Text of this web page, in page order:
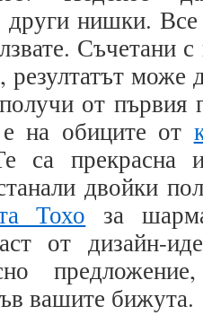
други нишки.
Съчетани
може
от първия
на обиците от
са прекрасна
двойки
Тохо за
от дизайн-
вашите бижута.